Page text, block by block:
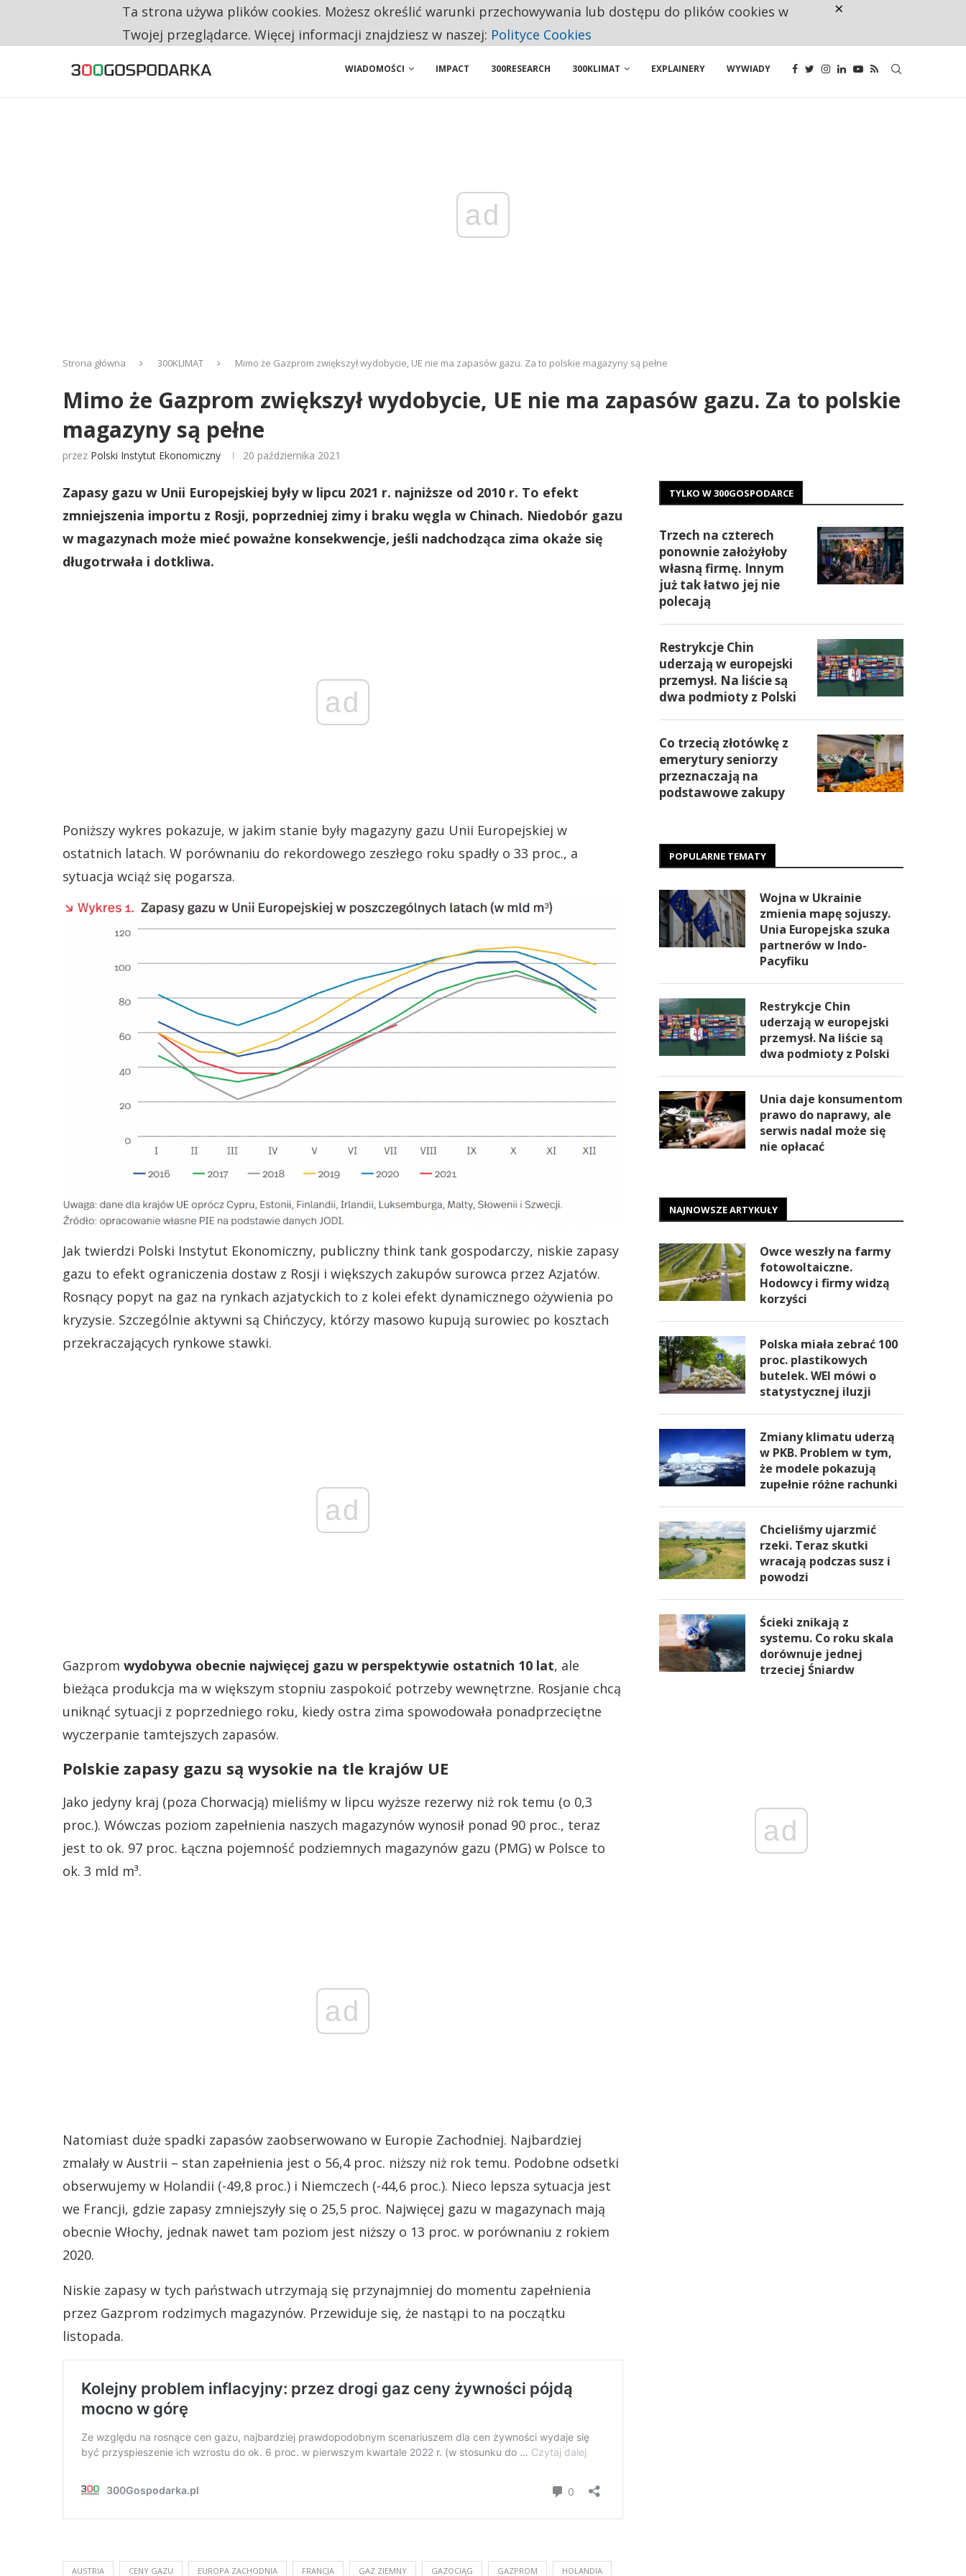
CO TRZECIĄ ZŁOTÓWKĘ Z EMERYTURY SENIORZY PRZEZNACZAJĄ NA PODSTAWOWE ZAKUPY
WIADOMOŚCI IMPACT 300RESEARCH 300KLIMAT EXPLAINERY WYWIADY
ad
Strona główna 300KLIMAT Mimo że Gazprom zwiększył wydobycie, UE nie ma zapasów gazu. Za to polskie magazyny są pełne
Mimo że Gazprom zwiększył wydobycie, UE nie ma zapasów gazu. Za to polskie
magazyny są pełne
przez Polski Instytut Ekonomiczny 20 października 2021
Zapasy gazu w Unii Europejskiej były w lipcu 2021 r. najniższe od 2010 r. To efekt
zmniejszenia importu z Rosji, poprzedniej zimy i braku węgla w Chinach. Niedobór gazu
w magazynach może mieć poważne konsekwencje, jeśli nadchodząca zima okaże się
długotrwała i dotkliwa.
ad
Poniższy wykres pokazuje, w jakim stanie były magazyny gazu Unii Europejskiej w
ostatnich latach. W porównaniu do rekordowego zeszłego roku spadły o 33 proc., a
sytuacja wciąż się pogarsza.
Jak twierdzi Polski Instytut Ekonomiczny, publiczny think tank gospodarczy, niskie zapasy
gazu to efekt ograniczenia dostaw z Rosji i większych zakupów surowca przez Azjatów.
Rosnący popyt na gaz na rynkach azjatyckich to z kolei efekt dynamicznego ożywienia po
kryzysie. Szczególnie aktywni są Chińczycy, którzy masowo kupują surowiec po kosztach
przekraczających rynkowe stawki.
ad
Gazprom wydobywa obecnie najwięcej gazu w perspektywie ostatnich 10 lat, ale
bieżąca produkcja ma w większym stopniu zaspokoić potrzeby wewnętrzne. Rosjanie chcą
uniknąć sytuacji z poprzedniego roku, kiedy ostra zima spowodowała ponadprzeciętne
wyczerpanie tamtejszych zapasów.
Polskie zapasy gazu są wysokie na tle krajów UE
Jako jedyny kraj (poza Chorwacją) mieliśmy w lipcu wyższe rezerwy niż rok temu (o 0,3
proc.). Wówczas poziom zapełnienia naszych magazynów wynosił ponad 90 proc., teraz
jest to ok. 97 proc. Łączna pojemność podziemnych magazynów gazu (PMG) w Polsce to
ok. 3 mld m³.
ad
Natomiast duże spadki zapasów zaobserwowano w Europie Zachodniej. Najbardziej
zmalały w Austrii – stan zapełnienia jest o 56,4 proc. niższy niż rok temu. Podobne odsetki
obserwujemy w Holandii (-49,8 proc.) i Niemczech (-44,6 proc.). Nieco lepsza sytuacja jest
we Francji, gdzie zapasy zmniejszyły się o 25,5 proc. Najwięcej gazu w magazynach mają
obecnie Włochy, jednak nawet tam poziom jest niższy o 13 proc. w porównaniu z rokiem
2020.
Niskie zapasy w tych państwach utrzymają się przynajmniej do momentu zapełnienia
przez Gazprom rodzimych magazynów. Przewiduje się, że nastąpi to na początku
listopada.
AUSTRIA CENY GAZU EUROPA ZACHODNIA FRANCJA GAZ ZIEMNY GAZOCIĄG GAZPROM HOLANDIA
TYLKO W 300GOSPODARCE
Trzech na czterech
ponownie założyłoby
własną firmę. Innym
już tak łatwo jej nie
polecają
Restrykcje Chin
uderzają w europejski
przemysł. Na liście są
dwa podmioty z Polski
Co trzecią złotówkę z
emerytury seniorzy
przeznaczają na
podstawowe zakupy
POPULARNE TEMATY
Wojna w Ukrainie
zmienia mapę sojuszy.
Unia Europejska szuka
partnerów w Indo-
Pacyfiku
Restrykcje Chin
uderzają w europejski
przemysł. Na liście są
dwa podmioty z Polski
Unia daje konsumentom
prawo do naprawy, ale
serwis nadal może się
nie opłacać
NAJNOWSZE ARTYKUŁY
Owce weszły na farmy
fotowoltaiczne.
Hodowcy i firmy widzą
korzyści
Polska miała zebrać 100
proc. plastikowych
butelek. WEI mówi o
statystycznej iluzji
Zmiany klimatu uderzą
w PKB. Problem w tym,
że modele pokazują
zupełnie różne rachunki
Chcieliśmy ujarzmić
rzeki. Teraz skutki
wracają podczas susz i
powodzi
Ścieki znikają z
systemu. Co roku skala
dorównuje jednej
trzeciej Śniardw
ad
Ta strona używa plików cookies. Możesz określić warunki przechowywania lub dostępu do plików cookies w
Twojej przeglądarce. Więcej informacji znajdziesz w naszej: Polityce Cookies
×